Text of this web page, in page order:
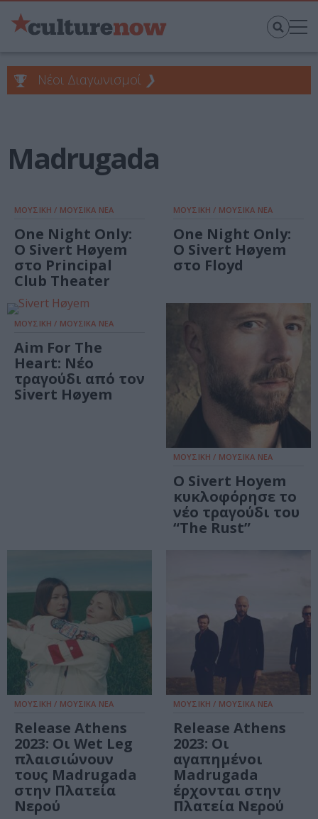
Νέοι Διαγωνισμοί ❯
Madrugada
ΜΟΥΣΙΚΗ / ΜΟΥΣΙΚΑ ΝΕΑ
One Night Only:
Ο Sivert Høyem
στο Principal
Club Theater
ΜΟΥΣΙΚΗ / ΜΟΥΣΙΚΑ ΝΕΑ
One Night Only:
Ο Sivert Høyem
στο Floyd
ΜΟΥΣΙΚΗ / ΜΟΥΣΙΚΑ ΝΕΑ
Aim For The
Heart: Νέο
τραγούδι από τον
Sivert Høyem
ΜΟΥΣΙΚΗ / ΜΟΥΣΙΚΑ ΝΕΑ
Ο Sivert Hoyem
κυκλοφόρησε το
νέο τραγούδι του
“The Rust”
ΜΟΥΣΙΚΗ / ΜΟΥΣΙΚΑ ΝΕΑ
Release Athens
2023: Οι Wet Leg
πλαισιώνουν
τους Madrugada
στην Πλατεία
Νερού
ΜΟΥΣΙΚΗ / ΜΟΥΣΙΚΑ ΝΕΑ
Release Athens
2023: Οι
αγαπημένοι
Madrugada
έρχονται στην
Πλατεία Νερού